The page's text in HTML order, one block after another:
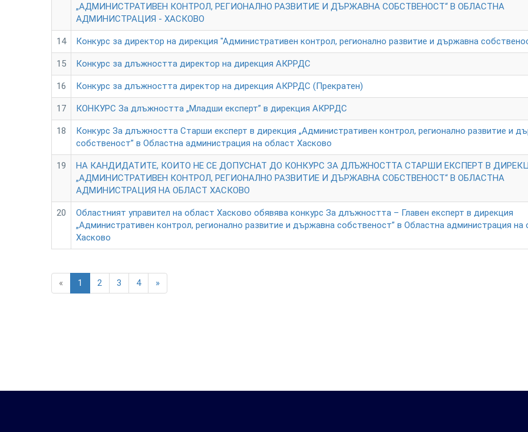
„АДМИНИСТРАТИВЕН КОНТРОЛ, РЕГИОНАЛНО РАЗВИТИЕ И ДЪРЖАВНА СОБСТВЕНОСТ“ В ОБЛАСТНА
АДМИНИСТРАЦИЯ - ХАСКОВО
14 Конкурс за директор на дирекция "Административен контрол, регионално развитие и държавна
15 Конкурс за длъжността директор на дирекция АКРРДС
16 Конкурс за длъжността директор на дирекция АКРРДС (Прекратен)
17 КОНКУРС За длъжността „Младши експерт” в дирекция АКРРДС
18
Конкурс За длъжността Старши експерт в дирекция „Административен контрол, регионално развитие и
собственост” в Областна администрация на област Хасково
19
НА КАНДИДАТИТЕ, КОИТО НЕ СЕ ДОПУСНАТ ДО КОНКУРС ЗА ДЛЪЖНОСТТА СТАРШИ ЕКСПЕРТ В
„АДМИНИСТРАТИВЕН КОНТРОЛ, РЕГИОНАЛНО РАЗВИТИЕ И ДЪРЖАВНА СОБСТВЕНОСТ“ В ОБЛАСТНА
АДМИНИСТРАЦИЯ НА ОБЛАСТ ХАСКОВО
20
Областният управител на област Хасково обявява конкурс За длъжността – Главен експерт в дирекция
„Административен контрол, регионално развитие и държавна собственост” в Областна администрация на
Хасково
« 1 2 3 4 »